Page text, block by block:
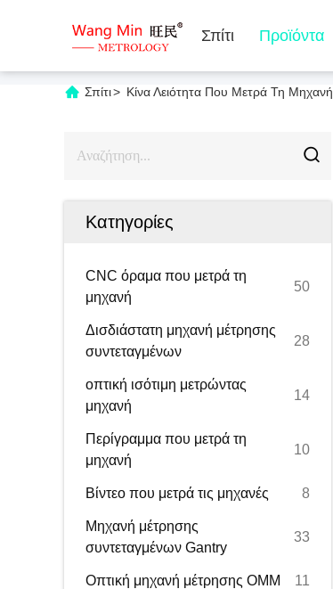
Σπίτι Προϊόντα
Σπίτι> Κίνα Λειότητα Που Μετρά Τη Μηχανή
Κατηγορίες
CNC όραμα που μετρά τη
μηχανή
50
Δισδιάστατη μηχανή μέτρησης
συντεταγμένων
28
οπτική ισότιμη μετρώντας
μηχανή
14
Περίγραμμα που μετρά τη
μηχανή
10
Βίντεο που μετρά τις μηχανές 8
Μηχανή μέτρησης
συντεταγμένων Gantry
33
Οπτική μηχανή μέτρησης OMM 11